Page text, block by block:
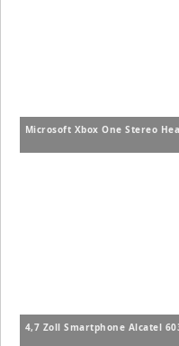
Microsoft Xbox One Stereo
4,7 Zoll Smartphone Alcatel